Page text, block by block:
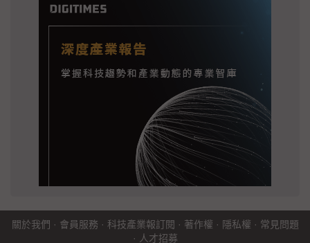
關於我們 · 會員服務 · 科技產業報訂閱 · 著作權 · 隱私權 · 常見問題
· 人才招募